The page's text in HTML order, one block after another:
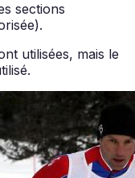
sections
utilisées, mais le